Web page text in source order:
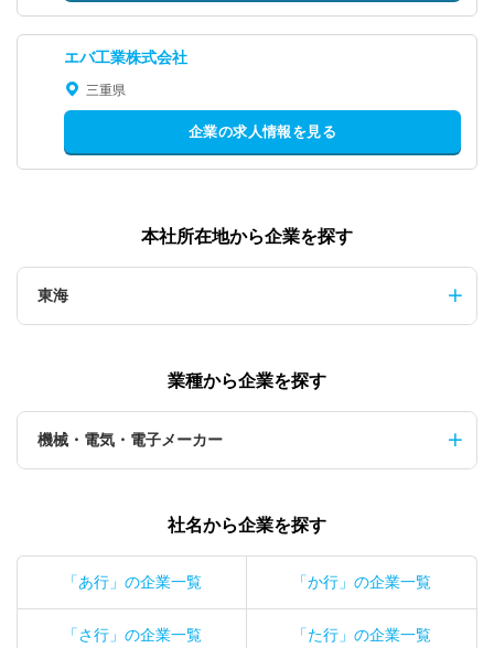
エバ工業株式会社
三重県
企業の求人情報を見る
本社所在地から企業を探す
東海
業種から企業を探す
機械・電気・電子メーカー
社名から企業を探す
「あ行」の企業一覧 「か行」の企業一覧
「さ行」の企業一覧 「た行」の企業一覧